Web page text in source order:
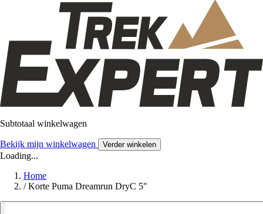
Subtotaal winkelwagen
Bekijk mijn winkelwagen Verder winkelen
Loading...
Home
/ Korte Puma Dreamrun DryC 5"